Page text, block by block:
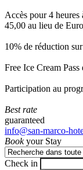
Accès pour 4
45,00 au lieu de
10% de réduction
Free Ice Cream
Participation au
Best rate
guaranteed
info@san-marco-
Bookyour Stay
Check in